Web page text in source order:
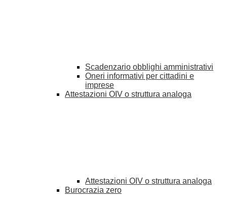
Scadenzario obblighi amministrativi
Oneri informativi per cittadini e
imprese
Attestazioni OIV o struttura analoga
Attestazioni OIV o struttura analoga
Burocrazia zero